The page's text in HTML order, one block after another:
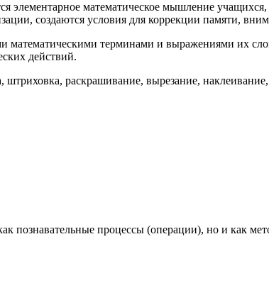
элементарное математическое мышление
создаются условия для коррекции памяти,
математическими терминами и выражениями их
действий.
раскрашивание, вырезание,
познавательные процессы (операции), но и как